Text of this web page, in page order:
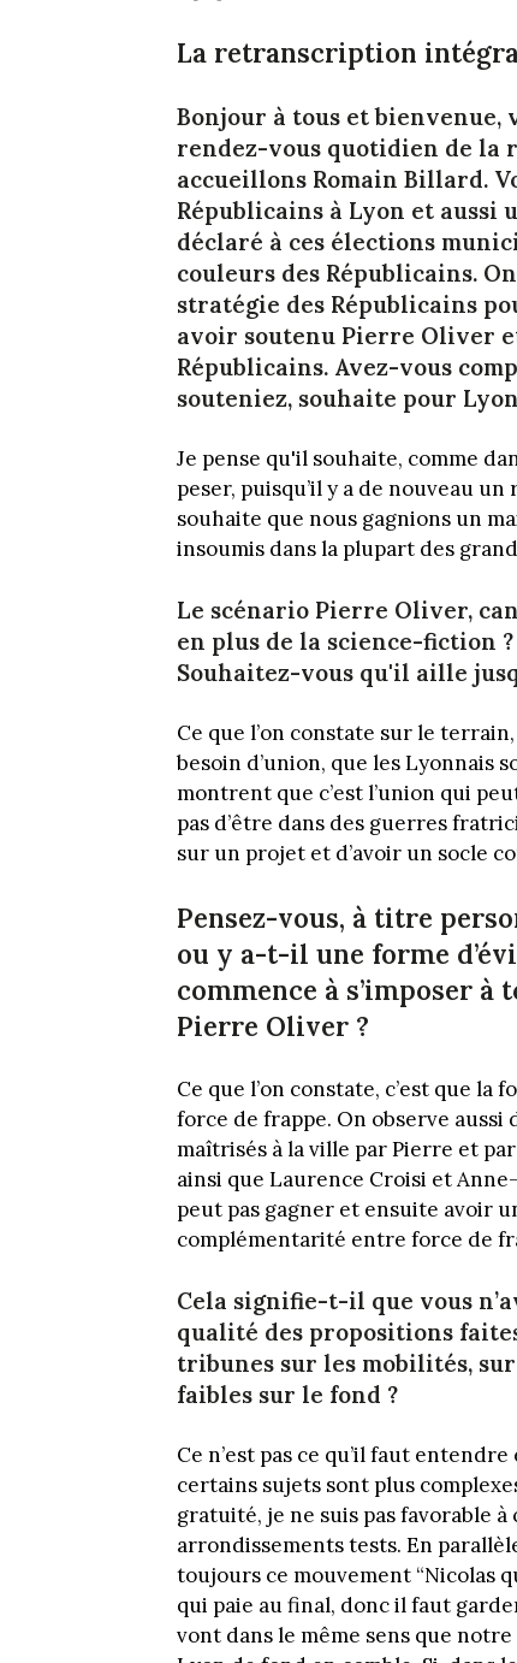
La retranscription
Bonjour à tous et bienvenue,
rendez-vous quotidien de la
accueillons Romain Billard.
Républicains à Lyon et
déclaré à ces élections
couleurs des Républicains.
stratégie des Républicains
avoir soutenu Pierre Oliver
Républicains. Avez-vous
souteniez, souhaite pour
Je pense qu'il souhaite, comme
peser, puisqu’il y a de nouveau
souhaite que nous gagnions un
insoumis dans la plupart des
Le scénario Pierre Oliver,
en plus de la science-fiction
Souhaitez-vous qu'il aille
Ce que l’on constate sur le
besoin d’union, que les Lyonnais
montrent que c’est l’union qui
pas d’être dans des guerres
sur un projet et d’avoir un socle
Pensez-vous, à titre
ou y a-t-il une forme
commence à s’imposer à
Pierre Oliver ?
Ce que l’on constate, c’est que la
force de frappe. On observe
maîtrisés à la ville par Pierre et
ainsi que Laurence Croisi et
peut pas gagner et ensuite avoir
complémentarité entre force de
Cela signifie-t-il que vous
qualité des propositions
tribunes sur les mobilités,
faibles sur le fond ?
Ce n’est pas ce qu’il faut
certains sujets sont plus
gratuité, je ne suis pas favorable
arrondissements tests. En
toujours ce mouvement “Nicolas
qui paie au final, donc il faut
vont dans le même sens que